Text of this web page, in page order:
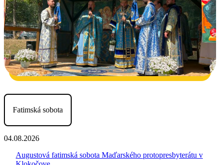
Fatimská sobota
04.08.2026
Augustová fatimská sobota Maďarského protopresbyterátu v